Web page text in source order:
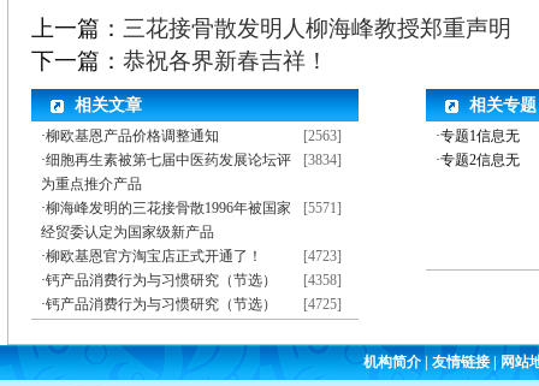
上一篇： 三花接骨散发明人柳海峰教授郑重声明
下一篇： 恭祝各界新春吉祥！
相关文章
[2563]
·柳欧基恩产品价格调整通知
[3834]
·细胞再生素被第七届中医药发展论坛评
为重点推介产品
[5571]
·柳海峰发明的三花接骨散1996年被国家
经贸委认定为国家级新产品
[4723]
·柳欧基恩官方淘宝店正式开通了！
[4358]
·钙产品消费行为与习惯研究（节选）
[4725]
·钙产品消费行为与习惯研究（节选）
相关专题
·专题1信息无
·专题2信息无
机构简介| 友情链接 |网站